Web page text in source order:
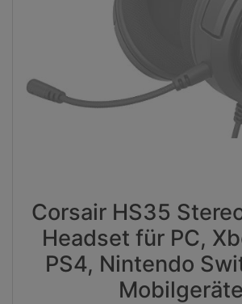
Corsair HS35
Headset für PC,
PS4, Nintendo
Mobilgeräte